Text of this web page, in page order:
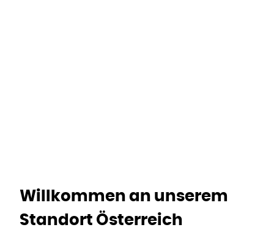
Willkommen an unserem
Standort Österreich